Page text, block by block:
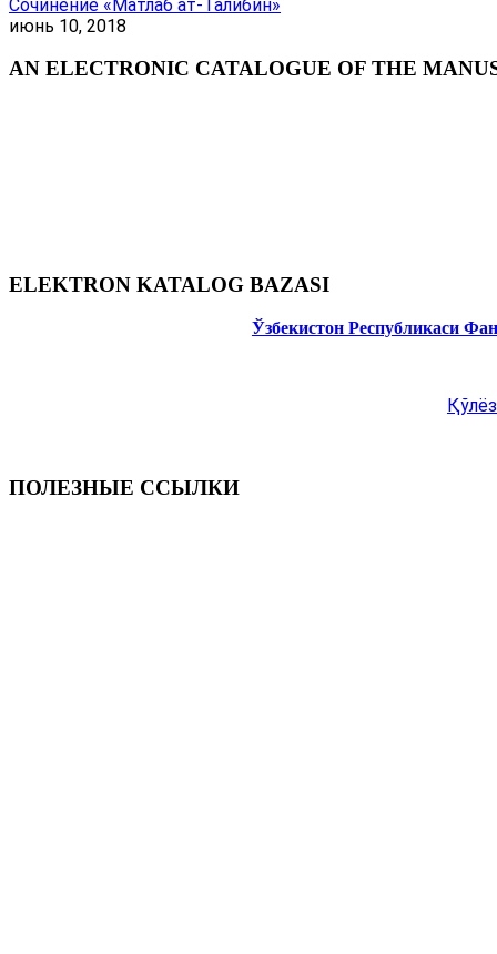
Сочинение «Матлаб ат-Талибин»
июнь 10, 2018
AN ELECTRONIC CATALOGUE OF THE
ELEKTRON KATALOG BAZASI
Ўзбекистон Республикаси
ПОЛЕЗНЫЕ ССЫЛКИ